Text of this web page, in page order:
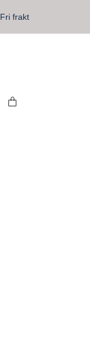
Fri frakt